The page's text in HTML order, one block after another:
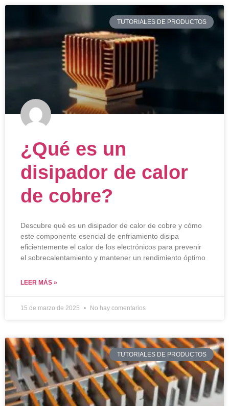
TUTORIALES DE PRODUCTOS
¿Qué es un
disipador de calor
de cobre?
Descubre qué es un disipador de calor de cobre y cómo
este componente esencial de enfriamiento disipa
eficientemente el calor de los electrónicos para prevenir
el sobrecalentamiento y mantener un rendimiento óptimo
LEER MÁS »
15 de marzo de 2025 No hay comentarios
TUTORIALES DE PRODUCTOS